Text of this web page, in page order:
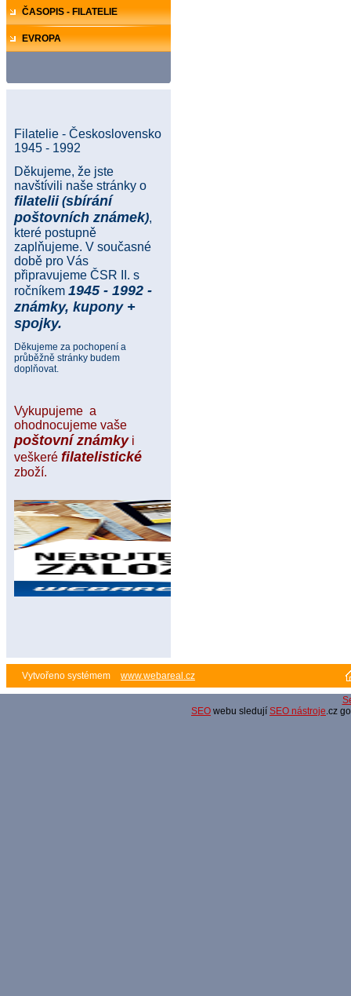
ČASOPIS - FILATELIE
EVROPA
Filatelie - Československo
1945 - 1992
Děkujeme, že jste
navštívili naše stránky o
filatelii (sbírání
poštovních známek),
které postupně
zaplňujeme. V současné
době pro Vás
připravujeme ČSR II. s
ročníkem 1945 - 1992 -
známky, kupony +
spojky.
Děkujeme za pochopení a
průběžně stránky budem
doplňovat.
Vykupujeme a
ohodnocujeme vaše
poštovní známkyi
veškeré filatelistické
zboží.
Vytvořeno systémem www.webareal.cz
SEO webu sledují SEO nástroje.cz